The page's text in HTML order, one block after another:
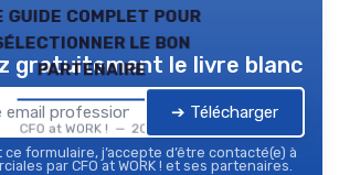
guide complet pour
le bon
partenaire
CFO at WORK ! — 2026
gratuitement le livre blanc
➔ Télécharger
formulaire, j’accepte d’être contacté(e) à
par CFO at WORK ! et ses partenaires.